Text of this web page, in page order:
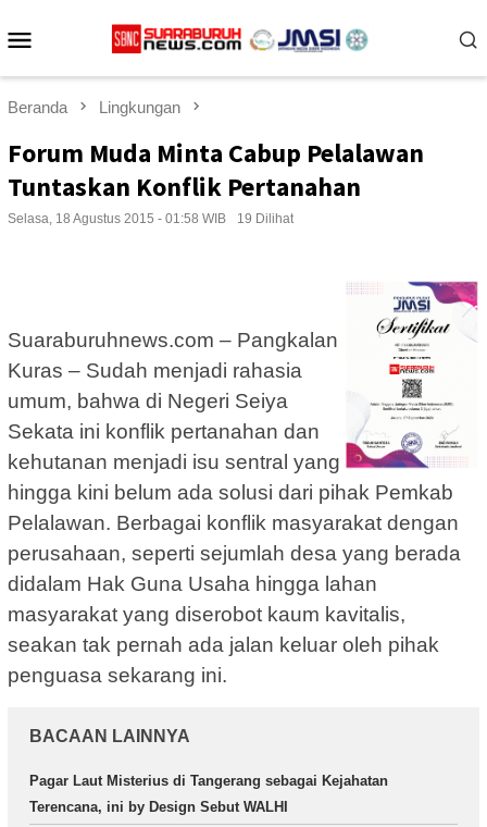
ke
Beranda Lingkungan
Forum Muda Minta Cabup Pelalawan
Tuntaskan Konflik Pertanahan
Selasa, 18 Agustus 2015 - 01:58 WIB 19 Dilihat
Suaraburuhnews.com – Pangkalan
Kuras – Sudah menjadi rahasia
umum, bahwa di Negeri Seiya
Sekata ini konflik pertanahan dan
kehutanan menjadi isu sentral yang
hingga kini belum ada solusi dari pihak Pemkab
Pelalawan. Berbagai konflik masyarakat dengan
perusahaan, seperti sejumlah desa yang berada
didalam Hak Guna Usaha hingga lahan
masyarakat yang diserobot kaum kavitalis,
seakan tak pernah ada jalan keluar oleh pihak
penguasa sekarang ini.
BACAAN LAINNYA
Pagar Laut Misterius di Tangerang sebagai Kejahatan
Terencana, ini by Design Sebut WALHI